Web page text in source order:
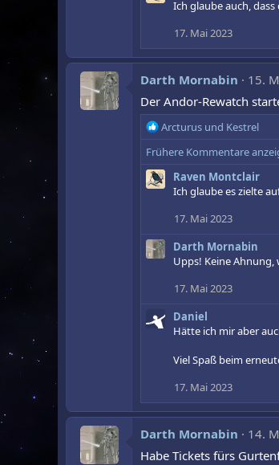
Ich glaube auch,
17. Mai 2023
Darth Mornabin
15.
Der Andor-Rewatch
R
e
a
k
t
e
n
Arcturus und Kestrel
Frühere Kommentare
Raven Montclair
Ich glaube es zielte
17. Mai 2023
Darth Mornabin
Upps! Keine
17. Mai 2023
Daniel
Hätte ich mir aber
Viel Spaß beim
17. Mai 2023
Darth Mornabin
14.
Habe Tickets fürs